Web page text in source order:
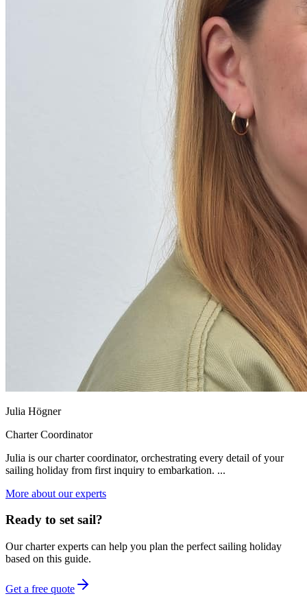
Julia Högner
Charter Coordinator
Julia is our charter coordinator, orchestrating every detail of your
sailing holiday from first inquiry to embarkation. ...
More about our experts
Ready to set sail?
Our charter experts can help you plan the perfect sailing holiday
based on this guide.
Get a free quote